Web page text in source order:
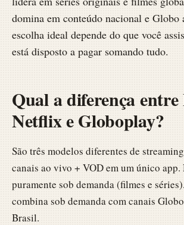
domina em conteúdo nacional e
escolha ideal depende do que você
está disposto a pagar somando tudo.
Qual a diferença
Netflix e Globoplay?
São três modelos diferentes de
canais ao vivo + VOD em um único
puramente sob demanda (filmes e
combina sob demanda com canais
Brasil.